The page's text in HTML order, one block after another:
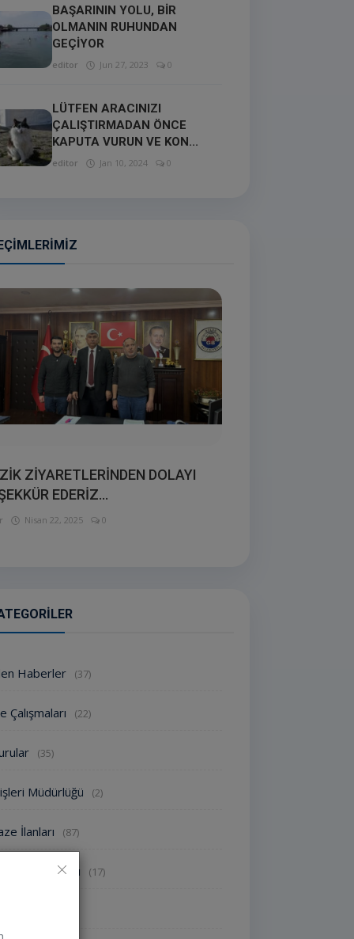
BAŞARININ YOLU, BİR
OLMANIN RUHUNDAN
GEÇİYOR
editor Jun 27, 2023 0
LÜTFEN ARACINIZI
ÇALIŞTIRMADAN ÖNCE
KAPUTA VURUN VE KON...
editor Jan 10, 2024 0
ZİYARETLERİNDEN DOLAYI
EDERİZ...
Nisan 22, 2025 0
Haberler (37)
Çalışmaları (22)
(35)
Müdürlüğü (2)
İlanları (87)
Uyarısı (17)